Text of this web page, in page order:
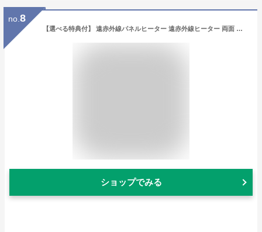
no. 8
【選べる特典付】 遠赤外線パネルヒーター 遠赤外線ヒーター 両面 薄型 暖房両面パネルヒーター スリムver.RLC-NMH1000 RELICIAマイカヒーター 電気ストーブ 速暖 足元 あったか 省エネ 静音 軽量◇おしゃれ 窓際ヒーター 結露対策 転倒OFF 送料無料 P10倍
ショップでみる